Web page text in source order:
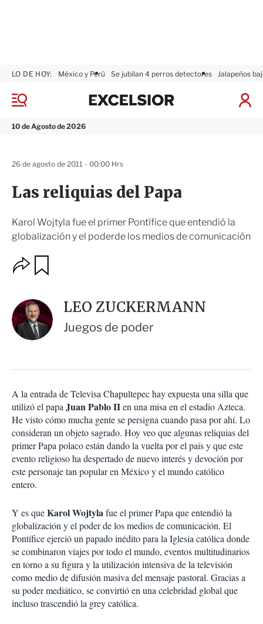
M
n
10 de Agosto de 2026
LO DE HOY: México y Perú Se jubilan 4 perros detectores Jalapeños
I
n
x
Las reliquias del Papa
Karol Wojtyla fue el primer Pontífice que entendió la
globalización y el poderde los medios de comunicación
26 de agosto de 2011 - 00:00 Hrs
O
p
o
n
e
s
c
m
p
a
r
t
i
r
a
r
LEO ZUCKERMANN
Juegos de poder
A la entrada de Televisa Chapultepec hay expuesta una silla que
utilizó el papa Juan Pablo IIen una misa en el estadio Azteca.
He visto cómo mucha gente se persigna cuando pasa por ahí. Lo
consideran un objeto sagrado. Hoy veo que algunas reliquias del
primer Papa polaco están dando la vuelta por el país y que este
evento religioso ha despertado de nuevo interés y devoción por
este personaje tan popular en México y el mundo católico
entero.
Y es queKarol Wojtylafue el primer Papa que entendió la
globalización y el poder de los medios de comunicación. El
Pontífice ejerció un papado inédito para la Iglesia católica donde
se combinaron viajes por todo el mundo, eventos multitudinarios
en torno a su figura y la utilización intensiva de la televisión
como medio de difusión masiva del mensaje pastoral. Gracias a
su poder mediático, se convirtió en una celebridad global que
incluso trascendió la grey católica.